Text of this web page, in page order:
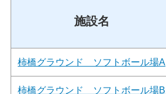
施設名
柿橋グラウンド ソフトボール場A
柿橋グラウンド ソフトボール場B